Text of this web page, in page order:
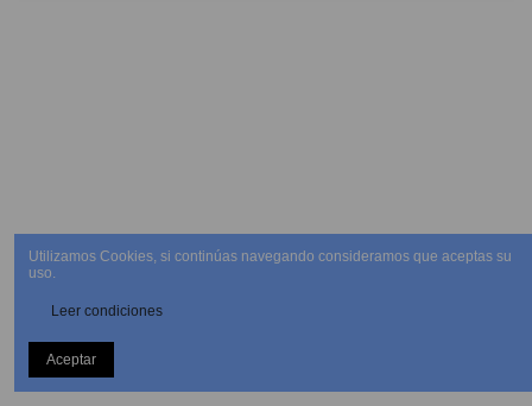
Utilizamos Cookies, si continúas navegando consideramos que aceptas su
uso.
Leer condiciones
Aceptar